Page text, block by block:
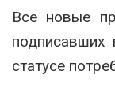
Все новые
подписавших
статусе